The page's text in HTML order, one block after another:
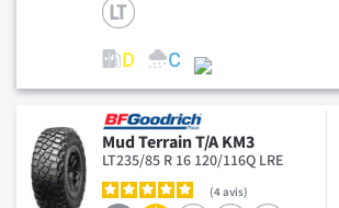
Mud Terrain T/A KM3
LT235/85 R 16 120/116Q LRE
4avis